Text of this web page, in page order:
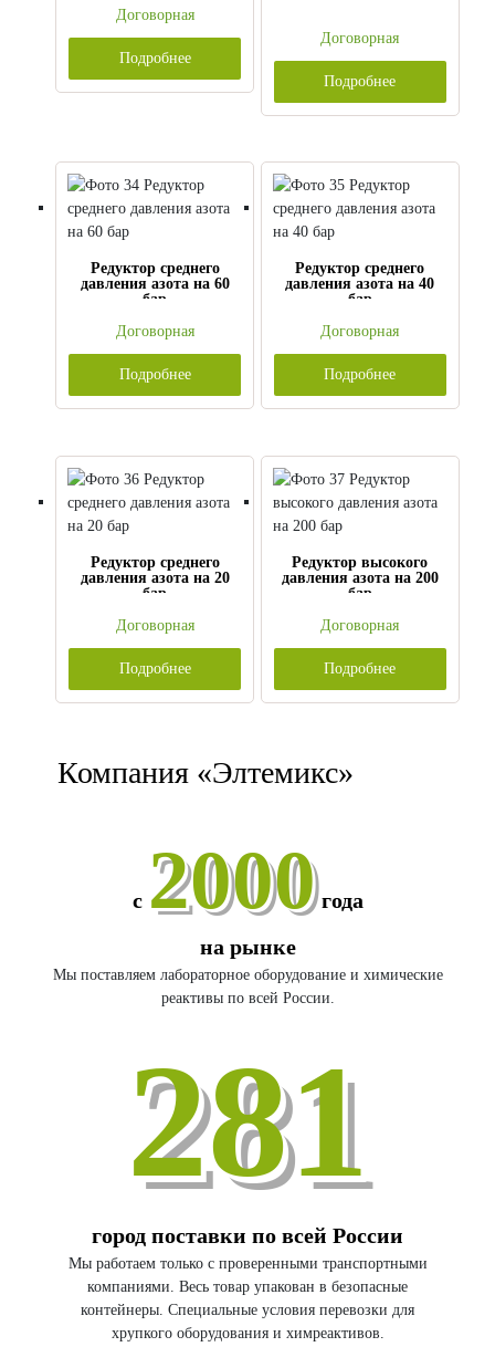
Договорная
Подробнее
Договорная
Подробнее
Редуктор среднего
давления азота на 60
бар
Договорная
Подробнее
Редуктор среднего
давления азота на 40
бар
Договорная
Подробнее
Редуктор среднего
давления азота на 20
бар
Договорная
Подробнее
Редуктор высокого
давления азота на 200
бар
Договорная
Подробнее
Компания «Элтемикс»
с 2000года
на рынке
Мы поставляем лабораторное оборудование и химические
реактивы по всей России.
281
город поставки по всей России
Мы работаем только с проверенными транспортными
компаниями. Весь товар упакован в безопасные
контейнеры. Специальные условия перевозки для
хрупкого оборудования и химреактивов.